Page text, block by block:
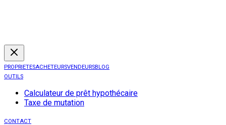
PROPRIETESACHETEURSVENDEURSBLOG
OUTILS
Calculateur de prêt hypothécaire
Taxe de mutation
CONTACT